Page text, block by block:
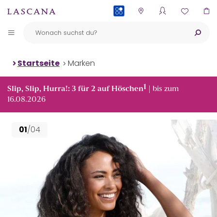
Startseite Marken
Slip, Slip, Hurra!: 3 für 2 auf Höschen1 | bis zum
16.08.2026
01/04